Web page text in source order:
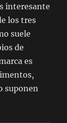
interesante
los tres
suele
de
es
suponen